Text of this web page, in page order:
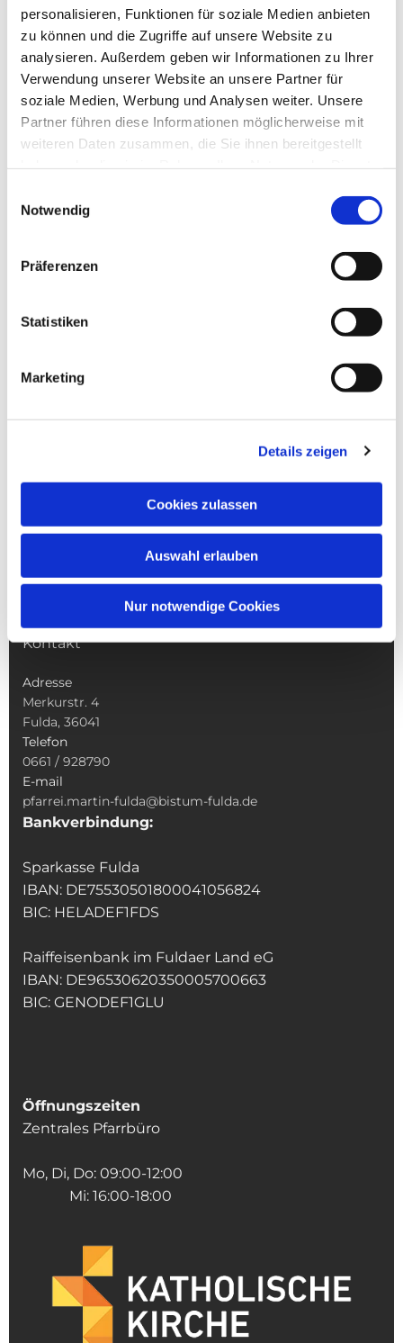
personalisieren, Funktionen für soziale Medien anbieten
zu können und die Zugriffe auf unsere Website zu
analysieren. Außerdem geben wir Informationen zu Ihrer
Verwendung unserer Website an unsere Partner für
soziale Medien, Werbung und Analysen weiter. Unsere
Partner führen diese Informationen möglicherweise mit
weiteren Daten zusammen, die Sie ihnen bereitgestellt
Notwendig
Präferenzen
Statistiken
Marketing
Details zeigen
Cookies zulassen
Auswahl erlauben
Nur notwendige Cookies
Pfarrei St. Martin
Wallfahrten
Veranstaltungen & Angebote
Kindertagesstätte St. Andreas
Kontakt
Adresse
Merkurstr. 4
Fulda, 36041
Telefon
0661 / 928790
E-mail
pfarrei.martin-fulda@bistum-fulda.de
Bankverbindung:
Sparkasse Fulda
IBAN: DE75530501800041056824
BIC: HELADEF1FDS
Raiffeisenbank im Fuldaer Land eG
IBAN: DE96530620350005700663
BIC: GENODEF1GLU
Öffnungszeiten
Zentrales Pfarrbüro
Mo, Di, Do: 09:00-12:00
Mi: 16:00-18:00